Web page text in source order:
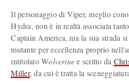
Il personaggio di Viper, meglio
Hydra, non è in realtà associata
Captain America, ma la sua strada
mutante per eccellenza proprio
intitolato Wolverinee scritto da
Miller, da cui è tratta la